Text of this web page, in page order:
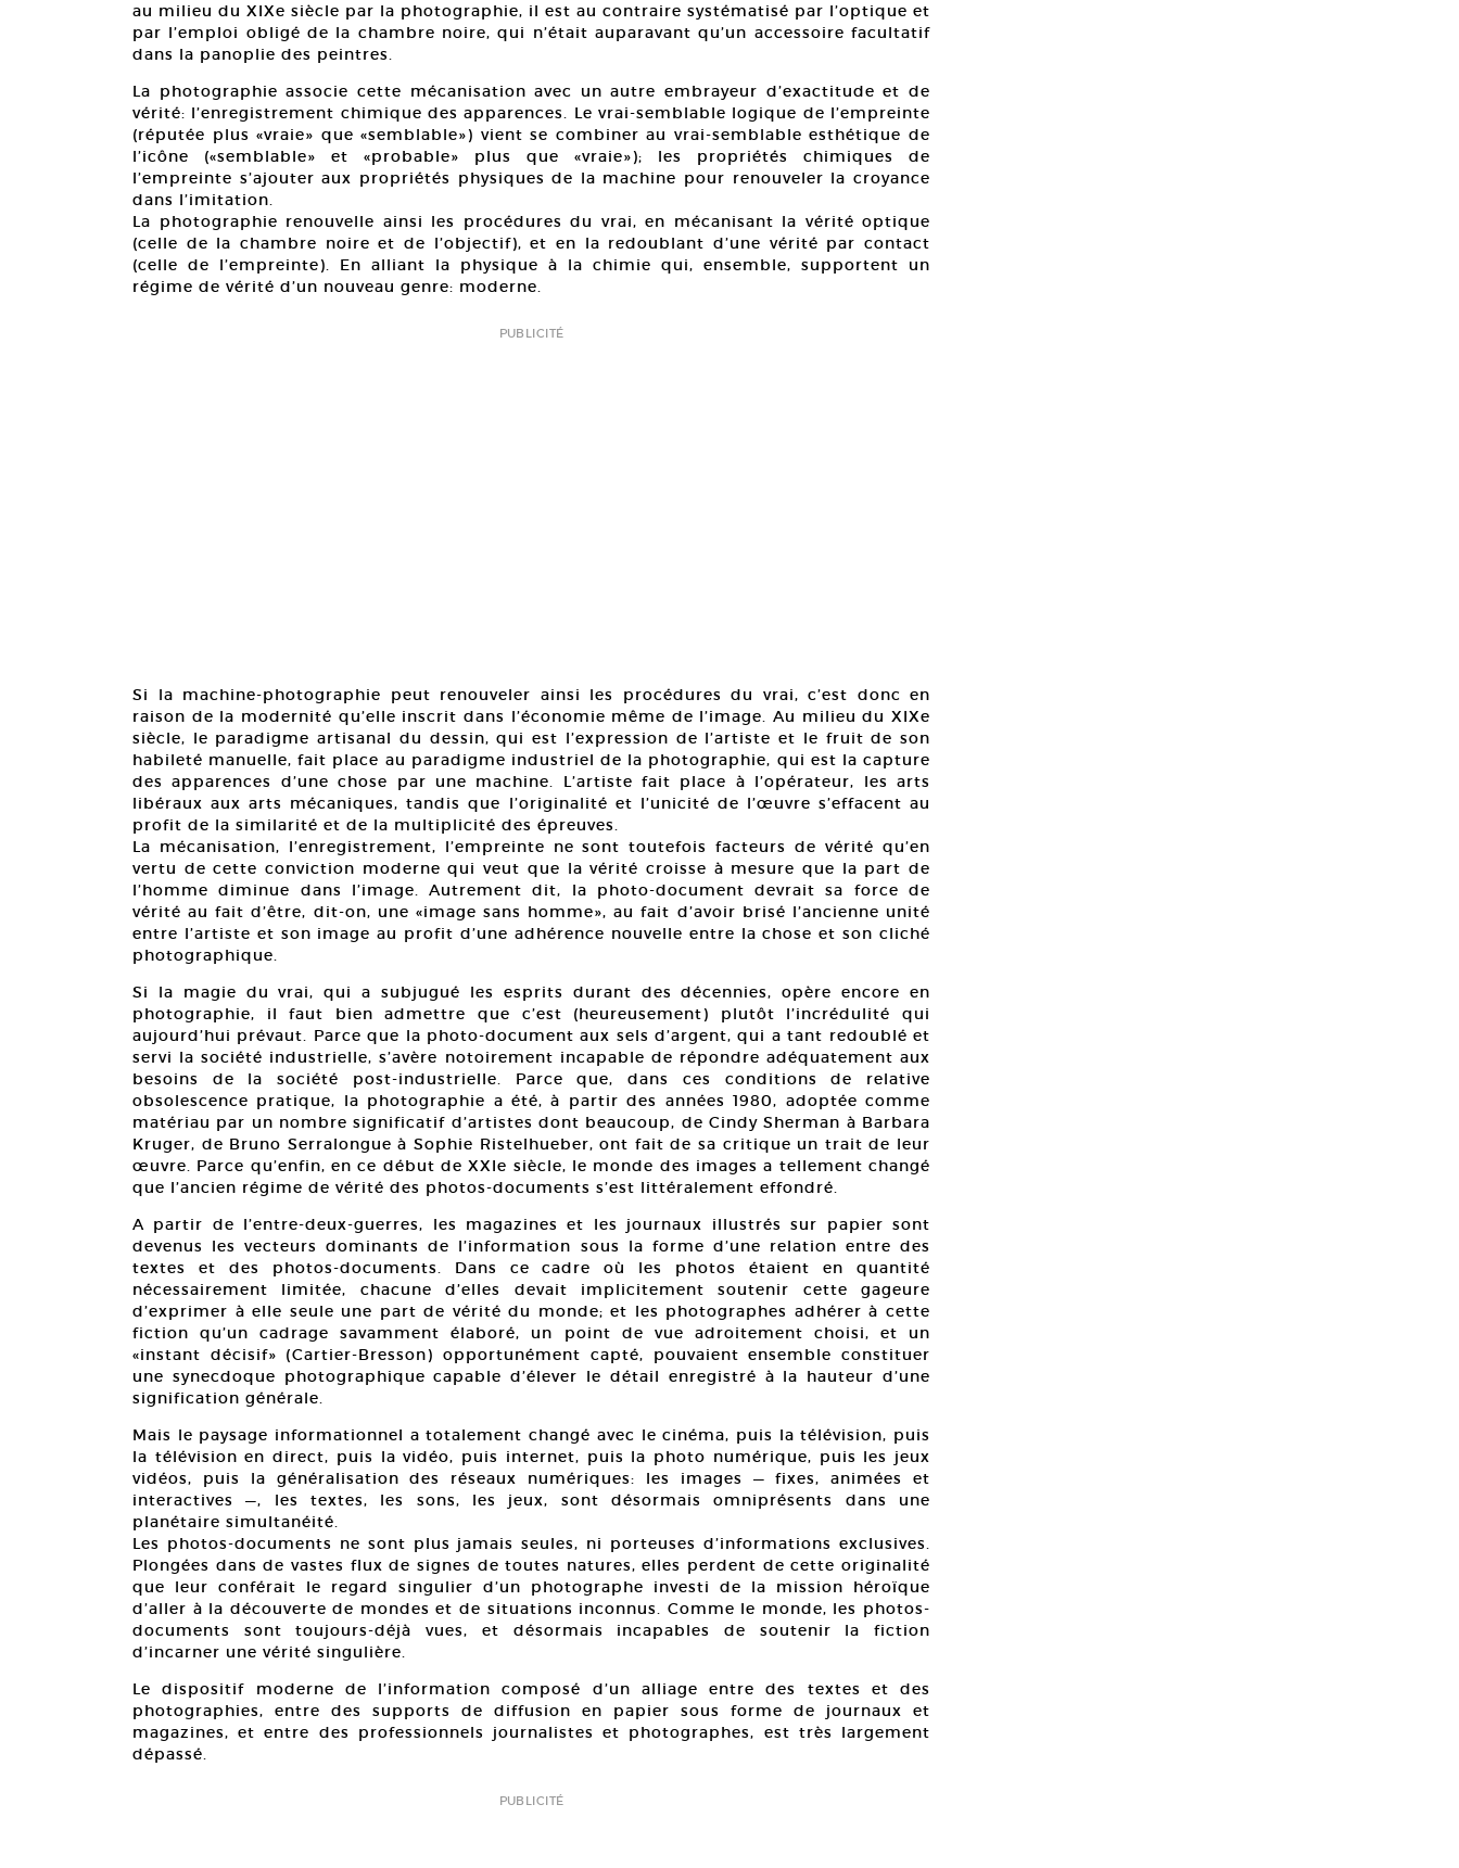
au milieu du XIXe siècle par la photographie, il est au contraire systématisé par l’optique et
par l’emploi obligé de la chambre noire, qui n’était auparavant qu’un accessoire facultatif
dans la panoplie des peintres.
La photographie associe cette mécanisation avec un autre embrayeur d’exactitude et de
vérité: l’enregistrement chimique des apparences. Le vrai-semblable logique de l’empreinte
(réputée plus «vraie» que «semblable») vient se combiner au vrai-semblable esthétique de
l’icône («semblable» et «probable» plus que «vraie»); les propriétés chimiques de
l’empreinte s’ajouter aux propriétés physiques de la machine pour renouveler la croyance
dans l’imitation.
La photographie renouvelle ainsi les procédures du vrai, en mécanisant la vérité optique
(celle de la chambre noire et de l’objectif), et en la redoublant d’une vérité par contact
(celle de l’empreinte). En alliant la physique à la chimie qui, ensemble, supportent un
régime de vérité d’un nouveau genre: moderne.
PUBLICITÉ
Si la machine-photographie peut renouveler ainsi les procédures du vrai, c’est donc en
raison de la modernité qu’elle inscrit dans l’économie même de l’image. Au milieu du XIXe
siècle, le paradigme artisanal du dessin, qui est l’expression de l’artiste et le fruit de son
habileté manuelle, fait place au paradigme industriel de la photographie, qui est la capture
des apparences d’une chose par une machine. L’artiste fait place à l’opérateur, les arts
libéraux aux arts mécaniques, tandis que l’originalité et l’unicité de l’œuvre s’effacent au
profit de la similarité et de la multiplicité des épreuves.
La mécanisation, l’enregistrement, l’empreinte ne sont toutefois facteurs de vérité qu’en
vertu de cette conviction moderne qui veut que la vérité croisse à mesure que la part de
l’homme diminue dans l’image. Autrement dit, la photo-document devrait sa force de
vérité au fait d’être, dit-on, une «image sans homme», au fait d’avoir brisé l’ancienne unité
entre l’artiste et son image au profit d’une adhérence nouvelle entre la chose et son cliché
photographique.
Si la magie du vrai, qui a subjugué les esprits durant des décennies, opère encore en
photographie, il faut bien admettre que c’est (heureusement) plutôt l’incrédulité qui
aujourd’hui prévaut. Parce que la photo-document aux sels d’argent, qui a tant redoublé et
servi la société industrielle, s’avère notoirement incapable de répondre adéquatement aux
besoins de la société post-industrielle. Parce que, dans ces conditions de relative
obsolescence pratique, la photographie a été, à partir des années 1980, adoptée comme
matériau par un nombre significatif d’artistes dont beaucoup, de Cindy Sherman à Barbara
Kruger, de Bruno Serralongue à Sophie Ristelhueber, ont fait de sa critique un trait de leur
œuvre. Parce qu’enfin, en ce début de XXIe siècle, le monde des images a tellement changé
que l’ancien régime de vérité des photos-documents s’est littéralement effondré.
A partir de l’entre-deux-guerres, les magazines et les journaux illustrés sur papier sont
devenus les vecteurs dominants de l’information sous la forme d’une relation entre des
textes et des photos-documents. Dans ce cadre où les photos étaient en quantité
nécessairement limitée, chacune d’elles devait implicitement soutenir cette gageure
d’exprimer à elle seule une part de vérité du monde; et les photographes adhérer à cette
fiction qu’un cadrage savamment élaboré, un point de vue adroitement choisi, et un
«instant décisif» (Cartier-Bresson) opportunément capté, pouvaient ensemble constituer
une synecdoque photographique capable d’élever le détail enregistré à la hauteur d’une
signification générale.
Mais le paysage informationnel a totalement changé avec le cinéma, puis la télévision, puis
la télévision en direct, puis la vidéo, puis internet, puis la photo numérique, puis les jeux
vidéos, puis la généralisation des réseaux numériques: les images — fixes, animées et
interactives —, les textes, les sons, les jeux, sont désormais omniprésents dans une
planétaire simultanéité.
Les photos-documents ne sont plus jamais seules, ni porteuses d’informations exclusives.
Plongées dans de vastes flux de signes de toutes natures, elles perdent de cette originalité
que leur conférait le regard singulier d’un photographe investi de la mission héroïque
d’aller à la découverte de mondes et de situations inconnus. Comme le monde, les photos-
documents sont toujours-déjà vues, et désormais incapables de soutenir la fiction
d’incarner une vérité singulière.
Le dispositif moderne de l’information composé d’un alliage entre des textes et des
photographies, entre des supports de diffusion en papier sous forme de journaux et
magazines, et entre des professionnels journalistes et photographes, est très largement
dépassé.
PUBLICITÉ